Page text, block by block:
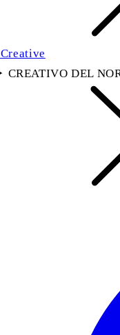
CREATIVO DEL